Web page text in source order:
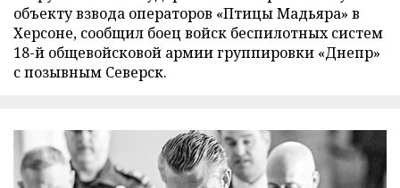
объекту взвода операторов «Птицы Мадьяра» в
Херсоне, сообщил боец войск беспилотных систем
18-й общевойсковой армии группировки «Днепр»
с позывным Северск.